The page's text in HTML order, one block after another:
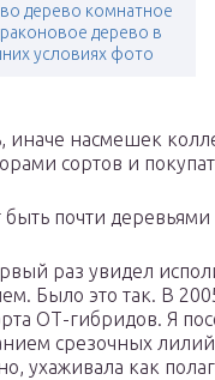
дерево комнатное
дерево в
условиях фото
иначе насмешек
сортов и
почти деревьями
раз увидел
Было это так. В
ОТ-гибридов. Я
срезочных
ухаживала как